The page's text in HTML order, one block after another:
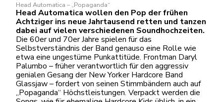
Head Automatica – „Popaganda“
Head Automatica wollen den Pop der frühen
Achtziger ins neue Jahrtausend retten und tanzen
dabei auf vielen verschiedenen Soundhochzeiten.
Die 60er und 70er Jahre spielen für das
Selbstverständnis der Band genauso eine Rolle wie
etwa eine ungestüme Punkattitüde. Frontman Daryl
Palumbo – früher verantwortlich für den aggressiv
genialen Gesang der New Yorker Hardcore Band
Glassjaw – fordert von seinen Stimmbändern auch auf
„Popaganda“ Höchstleistungen. Verpackt werden die